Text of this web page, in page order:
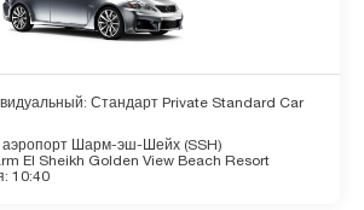
Стандарт Private Standard Car
Шарм-эш-Шейх (SSH)
El Sheikh Golden View Beach Resort
10:40